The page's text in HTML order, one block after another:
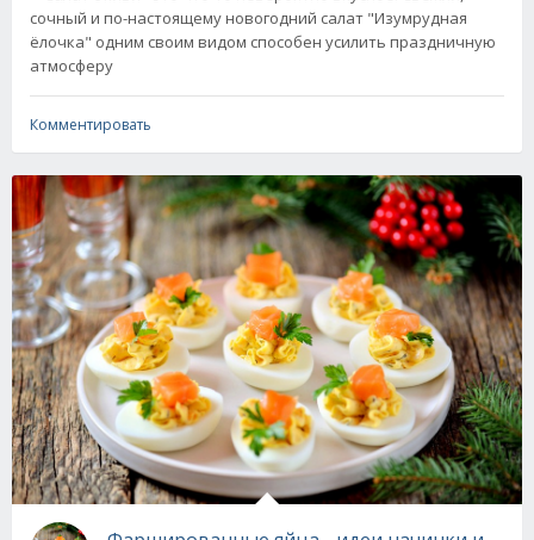
сочный и по-настоящему новогодний салат "Изумрудная
ёлочка" одним своим видом способен усилить праздничную
атмосферу
Комментировать